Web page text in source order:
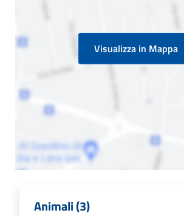
Visualizza in Mappa
Animali (3)